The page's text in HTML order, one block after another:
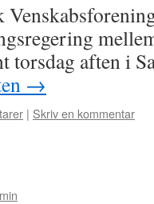
torsdag aften i
→
| Skriv en kommentar